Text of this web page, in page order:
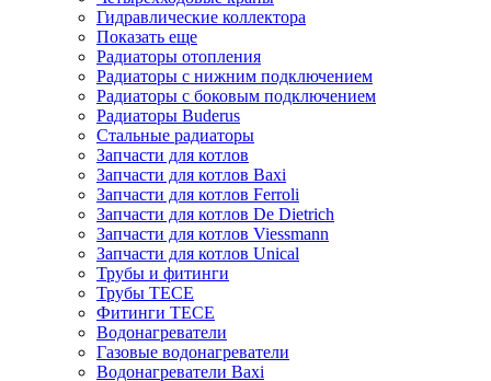
Гидравлические коллектора
Показать еще
Радиаторы отопления
Радиаторы с нижним подключением
Радиаторы с боковым подключением
Радиаторы Buderus
Стальные радиаторы
Запчасти для котлов
Запчасти для котлов Baxi
Запчасти для котлов Ferroli
Запчасти для котлов De Dietrich
Запчасти для котлов Viessmann
Запчасти для котлов Unical
Трубы и фитинги
Трубы TECE
Фитинги TECE
Водонагреватели
Газовые водонагреватели
Водонагреватели Baxi